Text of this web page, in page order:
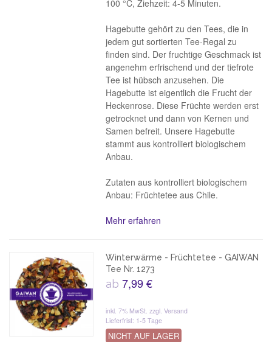
100 °C, Ziehzeit: 4-5 Minuten.
Hagebutte gehört zu den Tees, die in
jedem gut sortierten Tee-Regal zu
finden sind. Der fruchtige Geschmack ist
angenehm erfrischend und der tiefrote
Tee ist hübsch anzusehen. Die
Hagebutte ist eigentlich die Frucht der
Heckenrose. Diese Früchte werden erst
getrocknet und dann von Kernen und
Samen befreit. Unsere Hagebutte
stammt aus kontrolliert biologischem
Anbau.
Zutaten aus kontrolliert biologischem
Anbau: Früchtetee aus Chile.
Mehr erfahren
Winterwärme - Früchtetee - GAIWAN
Tee Nr. 1273
ab7,99 €
inkl. 7% MwSt.zzgl. Versand
Lieferfrist: 1-5 Tage
NICHT AUF LAGER